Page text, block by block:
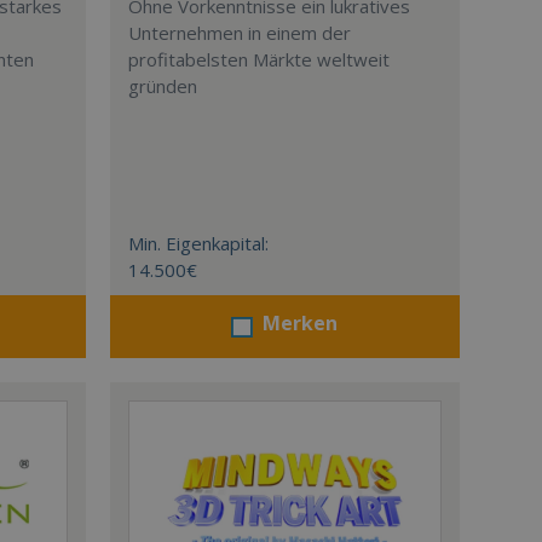
Ohne Vorkenntnisse ein lukratives
Unternehmen in einem der
profitabelsten Märkte weltweit
gründen
Min. Eigenkapital:
14.500€
Merken